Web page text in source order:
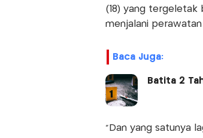
(18) yang tergeletak
menjalani
Baca Juga:
Batita 2
"Dan yang satunya